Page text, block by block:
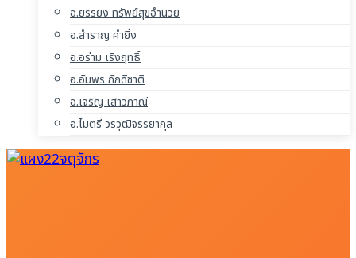
อ.ยรรยง ทรัพย์สุขอำนวย
อ.สำราญ คำยิ่ง
อ.อร่าม เริงฤทธิ์
อ.อัมพร ภักดีชาติ
อ.เจริญ เสาวภาณี
อ.ไมตรี วรวุฒิจรรยากุล